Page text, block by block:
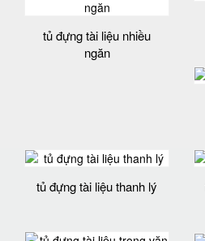
tủ đựng tài liệu nhiều
ngăn
tủ đựng tài liệu thanh lý